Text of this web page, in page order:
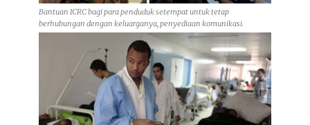
Bantuan ICRC bagi para penduduk setempat untuk tetap
berhubungan dengan keluarganya, penyediaan komunikasi.